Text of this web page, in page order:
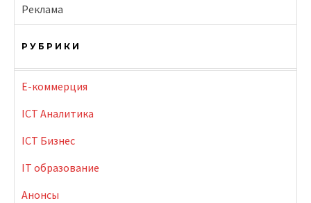
Реклама
РУБРИКИ
E-коммерция
ICT Аналитика
ICT Бизнес
IT образование
Анонсы